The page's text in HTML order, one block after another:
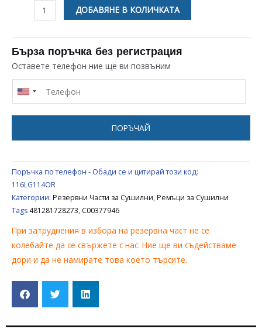
количество
РЕМЪК
ЗА
СУШИЛНЯ
Н
СТЪПКА
ELECTROLUX
WHIRLPOOL
ARDO
MERLONI
C00377946,
481281728273
ДОБАВЯНЕ В КОЛИЧКАТА
Бърза поръчка без регистрация
Оставете телефон ние ще ви позвъним
ПОРЪЧАЙ
Поръчка по телефон - Обади се и цитирай този код:
116LG114OR
Категории: Резервни Части за Сушилни,Ремъци за Сушилни
Tags481281728273, C00377946
При затруднения в избора на резервна част не се
колебайте да се свържете с нас. Ние ще ви съдействаме
дори и да не намирате това което търсите.